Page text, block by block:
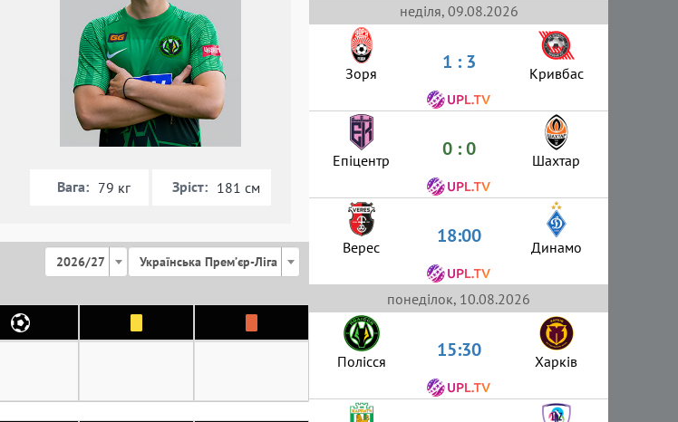
Вага: 79 кг Зріст: 181 см
2026/27 Українська Премʼєр-Ліга
неділя, 09.08.2026
Зоря 1 : 3 Кривбас
Епіцентр 0 : 0 Шахтар
Верес 18:00 Динамо
понеділок, 10.08.2026
Полісся 15:30 Харків